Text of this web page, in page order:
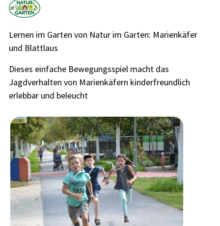
Lernen im Garten von Natur im Garten: Marienkäfer
und Blattlaus
Dieses einfache Bewegungsspiel macht das
Jagdverhalten von Marienkäfern kinderfreundlich
erlebbar und beleucht